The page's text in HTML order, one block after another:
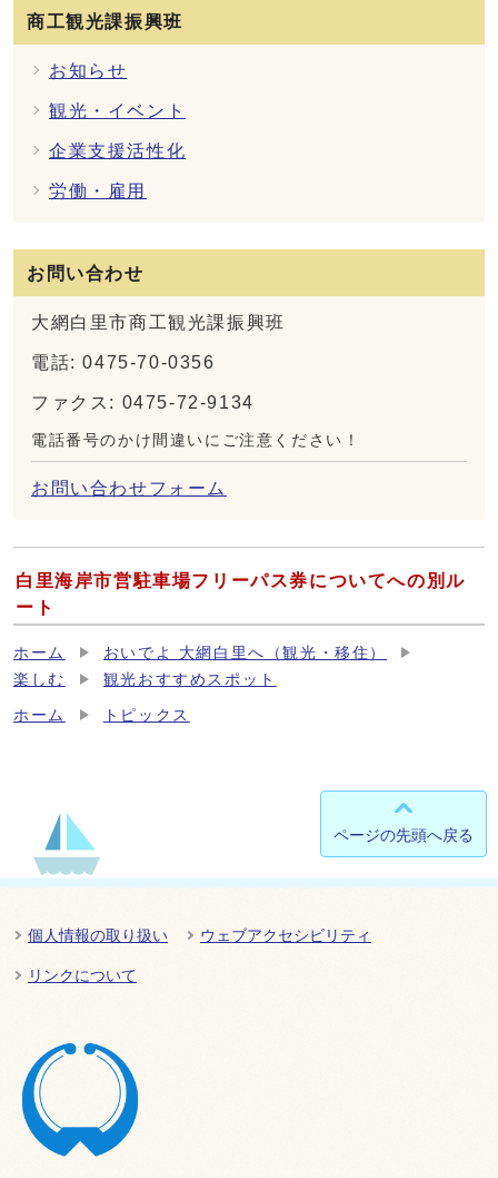
商工観光課振興班
お知らせ
観光・イベント
企業支援活性化
労働・雇用
お問い合わせ
大網白里市商工観光課振興班
電話: 0475-70-0356
ファクス: 0475-72-9134
電話番号のかけ間違いにご注意ください！
お問い合わせフォーム
白里海岸市営駐車場フリーパス券についてへの別ル
ート
ホーム
おいでよ 大網白里へ（観光・移住）
楽しむ
観光おすすめスポット
ホーム トピックス
ページの先頭へ戻る
個人情報の取り扱い ウェブアクセシビリティ
リンクについて